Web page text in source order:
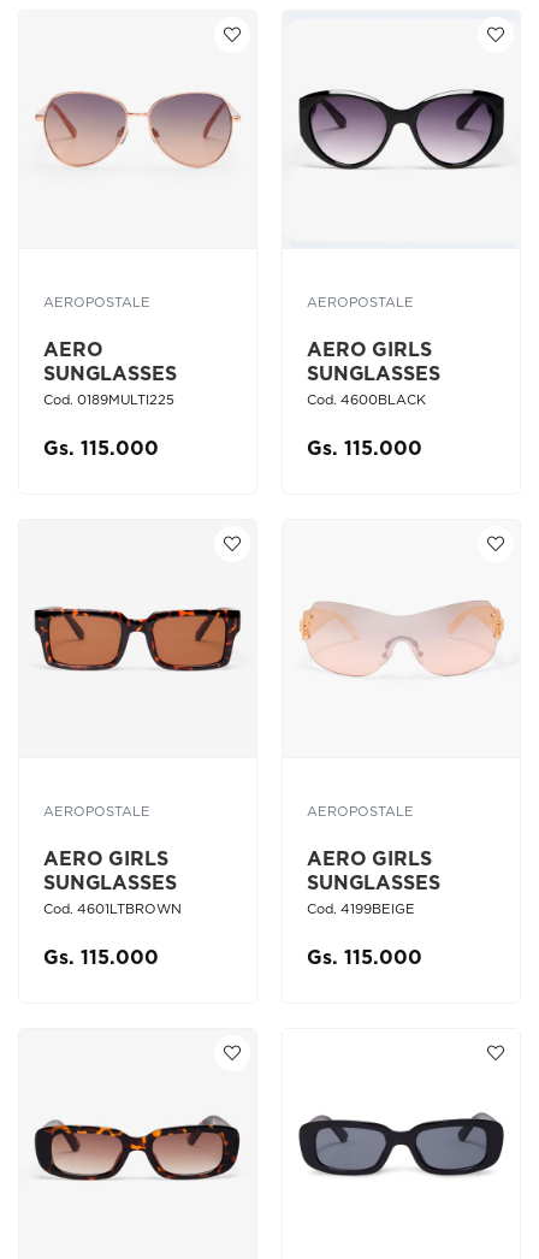
AEROPOSTALE
AERO
SUNGLASSES
Cod. 0189MULTI225
Gs. 115.000
AEROPOSTALE
AERO GIRLS
SUNGLASSES
Cod. 4600BLACK
Gs. 115.000
AEROPOSTALE
AERO GIRLS
SUNGLASSES
Cod. 4601LTBROWN
Gs. 115.000
AEROPOSTALE
AERO GIRLS
SUNGLASSES
Cod. 4199BEIGE
Gs. 115.000